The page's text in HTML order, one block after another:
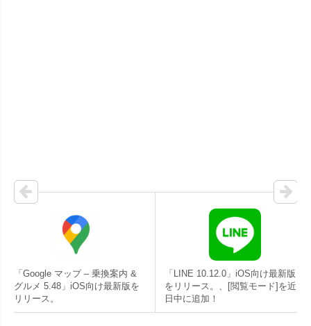
「Google マップ – 乗換案内 &
グルメ 5.48」iOS向け最新版を
リリース。
「LINE 10.12.0」iOS向け最新版
をリリース。、[閲覧モード]を近
日中に追加！